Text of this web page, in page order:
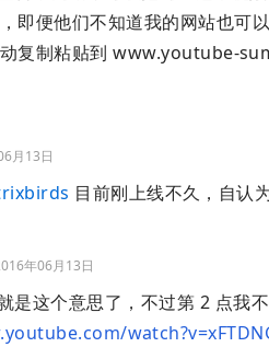
即便他们不知道我的网站也可
复制粘贴到 www.youtube-
月13日
目前刚上线不久，自认
年06月13日
是这个意思了，不过第 2 点我